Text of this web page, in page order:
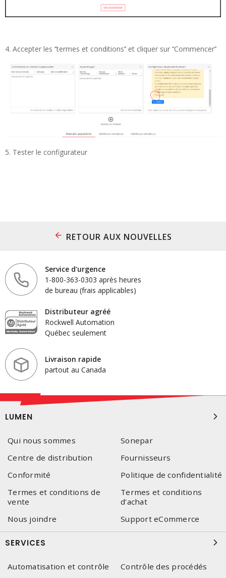
4. Accepter les ‘’termes et conditions’’ et cliquer sur ‘’Commencer’’
5. Tester le configurateur
RETOUR AUX NOUVELLES
Service d'urgence
1-800-363-0303 après heures
de bureau (frais applicables)
Distributeur agréé
Rockwell Automation
Québec seulement
Livraison rapide
partout au Canada
LUMEN
Qui nous sommes
Sonepar
Centre de distribution
Fournisseurs
Conformité
Politique de confidentialité
Termes et conditions de
vente
Termes et conditions
d'achat
Nous joindre
Support eCommerce
SERVICES
Automatisation et contrôle
Contrôle des procédés